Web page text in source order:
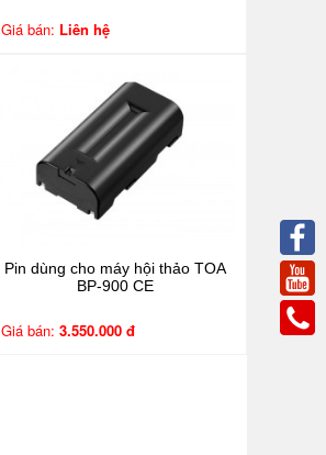
Giá bán: Liên hệ
Pin dùng cho máy hội thảo TOA
BP-900 CE
Giá bán: 3.550.000 đ